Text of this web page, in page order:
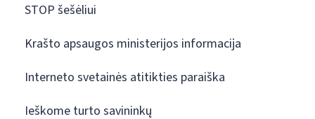
STOP šešėliui
Krašto apsaugos ministerijos informacija
Interneto svetainės atitikties paraiška
Ieškome turto savininkų